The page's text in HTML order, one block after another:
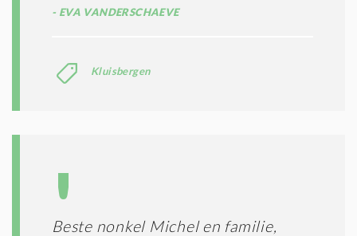
EVA VANDERSCHAEVE
Kluisbergen
Beste nonkel Michel en familie,